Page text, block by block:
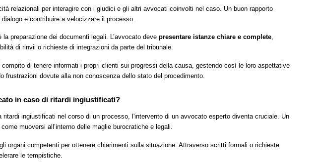
relazionali per interagire con i giudici e gli altri avvocati coinvolti nel caso. Un buon rapporto
e contribuire a velocizzare il processo.
preparazione dei documenti legali. L’avvocato deve presentare istanze chiare e complete,
di rinvii o richieste di integrazioni da parte del tribunale.
compito di tenere informati i propri clienti sui progressi della causa, gestendo così le loro aspettative
frustrazioni dovute alla non conoscenza dello stato del procedimento.
in caso di ritardi ingiustificati?
ritardi ingiustificati nel corso di un processo, l'intervento di un avvocato esperto diventa cruciale. Un
muoversi all’interno delle maglie burocratiche e legali.
organi competenti per ottenere chiarimenti sulla situazione. Attraverso scritti formali o richieste
le tempistiche.